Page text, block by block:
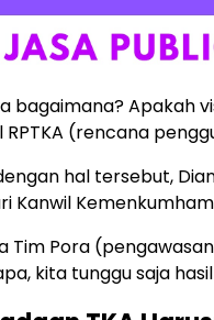
bagaimana? Apakah
RPTKA (rencana
hal tersebut,
Kanwil
Tim Pora
kita tunggu saja